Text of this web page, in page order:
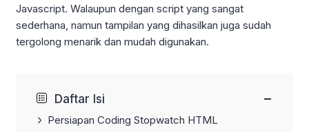
Javascript. Walaupun dengan script yang sangat
sederhana, namun tampilan yang dihasilkan juga sudah
tergolong menarik dan mudah digunakan.
Daftar Isi −
Persiapan Coding Stopwatch HTML